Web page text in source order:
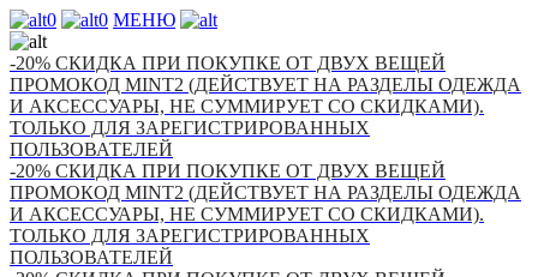
0 0 МЕНЮ
-20% СКИДКА ПРИ ПОКУПКЕ ОТ ДВУХ ВЕЩЕЙ
ПРОМОКОД MINT2 (ДЕЙСТВУЕТ НА РАЗДЕЛЫ ОДЕЖДА
И АКСЕССУАРЫ, НЕ СУММИРУЕТ СО СКИДКАМИ).
ТОЛЬКО ДЛЯ ЗАРЕГИСТРИРОВАННЫХ
ПОЛЬЗОВАТЕЛЕЙ
-20% СКИДКА ПРИ ПОКУПКЕ ОТ ДВУХ ВЕЩЕЙ
ПРОМОКОД MINT2 (ДЕЙСТВУЕТ НА РАЗДЕЛЫ ОДЕЖДА
И АКСЕССУАРЫ, НЕ СУММИРУЕТ СО СКИДКАМИ).
ТОЛЬКО ДЛЯ ЗАРЕГИСТРИРОВАННЫХ
ПОЛЬЗОВАТЕЛЕЙ